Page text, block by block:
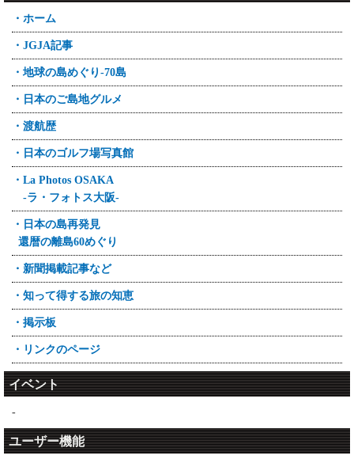
・ホーム
・JGJA記事
・地球の島めぐり-70島
・日本のご島地グルメ
・渡航歴
・日本のゴルフ場写真館
・La Photos OSAKA
-ラ・フォトス大阪-
・日本の島再発見
還暦の離島60めぐり
・新聞掲載記事など
・知って得する旅の知恵
・掲示板
・リンクのページ
イベント
-
ユーザー機能